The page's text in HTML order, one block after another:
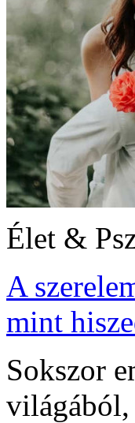
Élet &
A
mint
Sokszor